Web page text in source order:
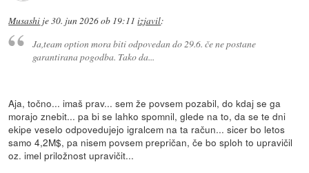
Musashi je30. jun 2026 ob 19:11 izjavil:
Ja,team option mora biti odpovedan do 29.6. če ne postane
garantirana pogodba. Tako da...
Aja, točno... imaš prav... sem že povsem pozabil, do kdaj se ga
morajo znebit... pa bi se lahko spomnil, glede na to, da se te dni
ekipe veselo odpovedujejo igralcem na ta račun... sicer bo letos
samo 4,2M$, pa nisem povsem prepričan, če bo sploh to upravičil
oz. imel priložnost upravičit...